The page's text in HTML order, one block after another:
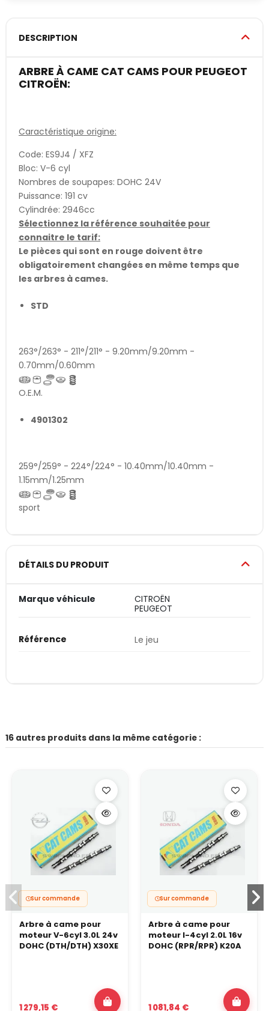
DESCRIPTION
ARBRE À CAME CAT CAMS POUR PEUGEOT
CITROËN:
Caractéristique origine:
Code: ES9J4 / XFZ
Bloc: V-6 cyl
Nombres de soupapes: DOHC 24V
Puissance: 191 cv
Cylindrée: 2946cc
Sélectionnez la référence souhaitée pour
connaitre le tarif:
Le pièces qui sont en rouge doivent être
obligatoirement changées en même temps que
les arbres à cames.
STD
263°/263° - 211°/211° - 9.20mm/9.20mm -
0.70mm/0.60mm
O.E.M.
4901302
259°/259° - 224°/224° - 10.40mm/10.40mm -
1.15mm/1.25mm
sport
DÉTAILS DU PRODUIT
Marque véhicule
CITROËN
PEUGEOT
Référence Le jeu
16 autres produits dans la même catégorie :
Sur commande
Arbre à came pour
moteur V-6cyl 3.0L 24v
DOHC (DTH/DTH) X30XE
1 279,15 €
Sur commande
Arbre à came pour
moteur I-4cyl 2.0L 16v
DOHC (RPR/RPR) K20A
1 081,84 €